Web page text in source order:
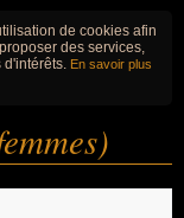
de cookies afin
des services,
d'intérêts. En savoir plus